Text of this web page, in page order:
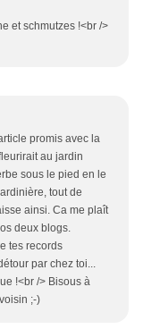
et schmutzes !<br />
promis avec la
au jardin
sous le pied en le
tout de
ainsi. Ca me plaît
deux blogs.
tes records
par chez toi...
!<br /> Bisous à
;-)